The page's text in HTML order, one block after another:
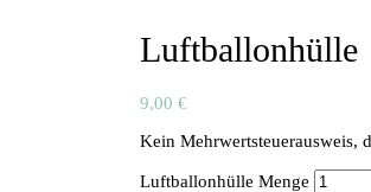
Luftballonhülle
9,00 €
Kein Mehrwertsteuerausweis,
Luftballonhülle Menge